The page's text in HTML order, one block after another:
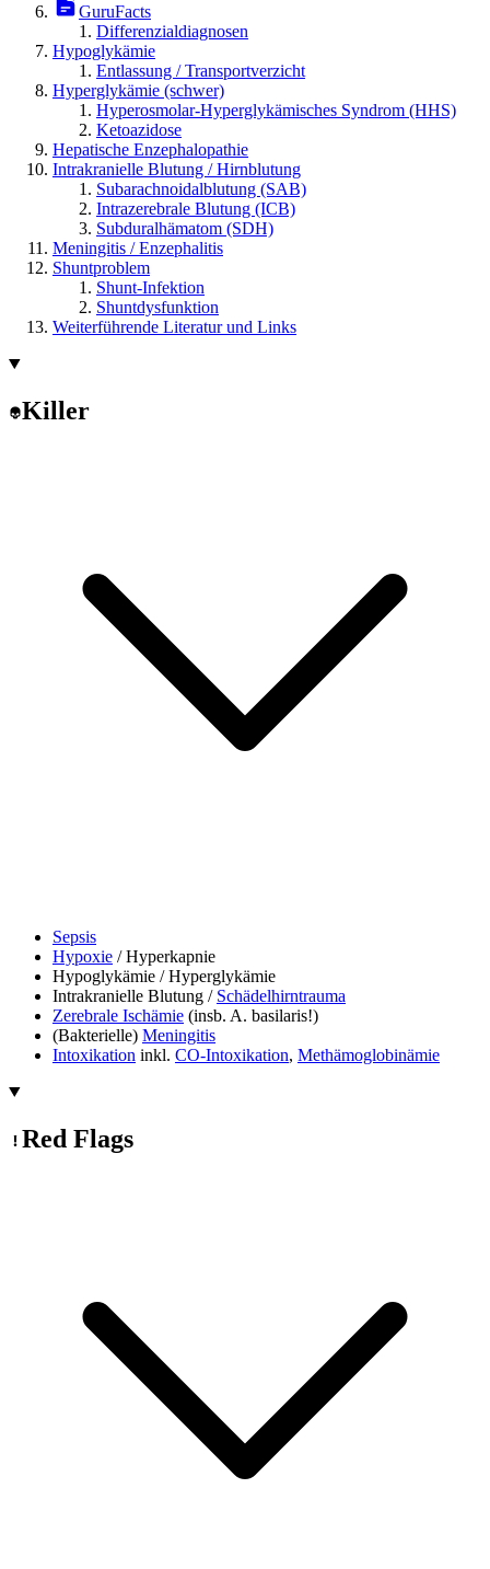
GuruFacts
Differenzialdiagnosen
Hypoglykämie
Entlassung / Transportverzicht
Hyperglykämie (schwer)
Hyperosmolar-Hyperglykämisches Syndrom (HHS)
Ketoazidose
Hepatische Enzephalopathie
Intrakranielle Blutung / Hirnblutung
Subarachnoidalblutung (SAB)
Intrazerebrale Blutung (ICB)
Subduralhämatom (SDH)
Meningitis / Enzephalitis
Shuntproblem
Shunt-Infektion
Shuntdysfunktion
Weiterführende Literatur und Links
Killer
Sepsis
Hypoxie / Hyperkapnie
Hypoglykämie / Hyperglykämie
Intrakranielle Blutung / Schädelhirntrauma
Zerebrale Ischämie (insb. A. basilaris!)
(Bakterielle) Meningitis
Intoxikation inkl. CO-Intoxikation, Methämoglobinämie
Red Flags